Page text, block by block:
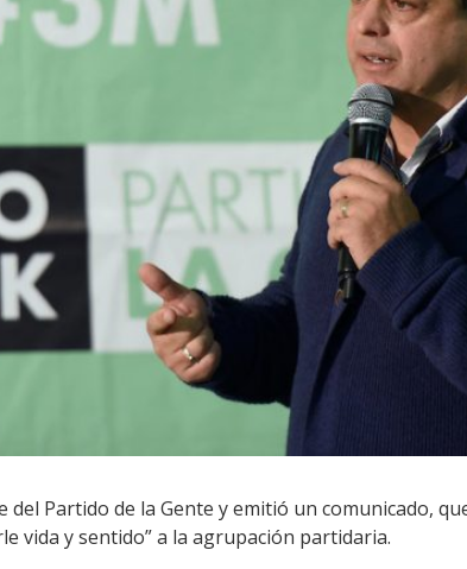
Partido de la Gente y emitió un comunicado,
vida y sentido” a la agrupación partidaria.